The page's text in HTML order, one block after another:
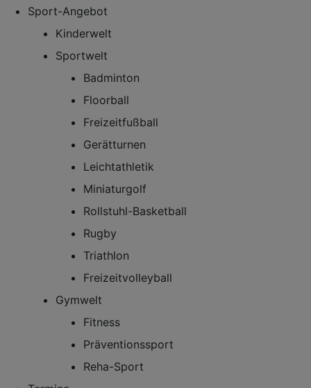
Sport-Angebot
Kinderwelt
Sportwelt
Badminton
Floorball
Freizeitfußball
Gerätturnen
Leichtathletik
Miniaturgolf
Rollstuhl-Basketball
Rugby
Triathlon
Freizeitvolleyball
Gymwelt
Fitness
Präventionssport
Reha-Sport